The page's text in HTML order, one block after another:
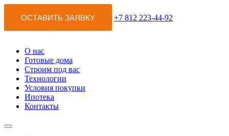
ОСТАВИТЬ ЗАЯВКУ +7 812 223-44-92
О нас
Готовые дома
Строим под вас
Технологии
Условия покупки
Ипотека
Контакты